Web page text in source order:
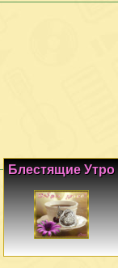
Блестящие Утро